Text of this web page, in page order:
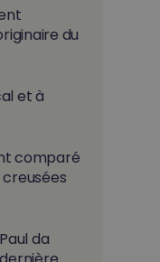
du
et à
comparé
da